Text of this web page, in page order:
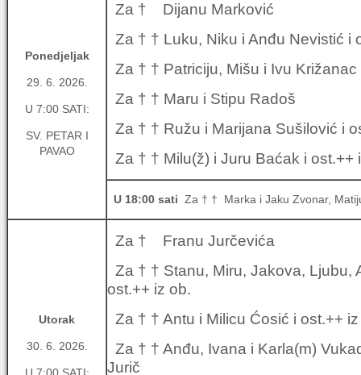
Ponedjeljak
29. 6. 2026.
U 7:00 SATI:
SV. PETAR I
PAVAO
Za † Dijanu Marković
Za † † Luku, Niku i Anđu Nevistić i
Za † † Patriciju, Mišu i Ivu
Za † † Maru i Stipu Radoš
Za † † Ružu i Marijana Sušilović i
Za † † Milu(ž) i Juru Baćak i ost.++
U 18:00 sati Za † † Marka i Jaku Zvonar,
Utorak
30. 6. 2026.
Za † Franu Jurčevića
Za † † Stanu, Miru, Jakova, Ljubu,
ost.++ iz ob.
Za † † Antu i Milicu Ćosić i ost.++
Za † † Anđu, Ivana i Karla(m)
Jurič